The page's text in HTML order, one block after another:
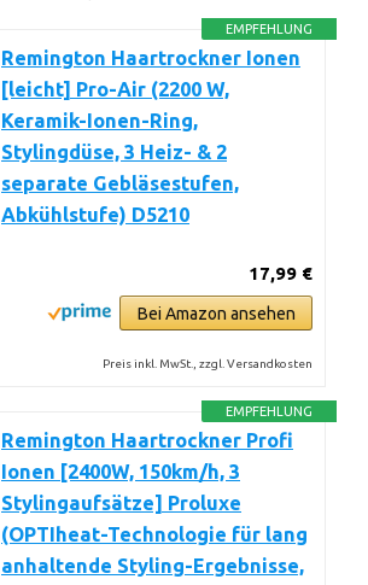
EMPFEHLUNG
Remington Haartrockner Ionen
[leicht] Pro-Air (2200 W,
Keramik-Ionen-Ring,
Stylingdüse, 3 Heiz- & 2
separate Gebläsestufen,
Abkühlstufe) D5210
17,99 €
Bei Amazon ansehen
Preis inkl. MwSt., zzgl. Versandkosten
EMPFEHLUNG
Remington Haartrockner Profi
Ionen [2400W, 150km/h, 3
Stylingaufsätze] Proluxe
(OPTIheat-Technologie für lang
anhaltende Styling-Ergebnisse,